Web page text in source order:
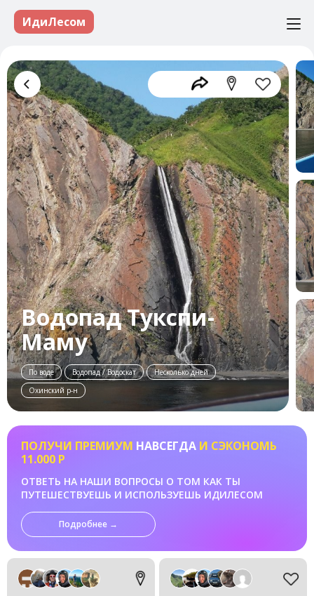
ИдиЛесом
Водопад Тукспи-
Маму
По воде Водопад / Водоскат
Несколько дней
Охинский р-н
ПОЛУЧИ ПРЕМИУМ НАВСЕГДА И СЭКОНОМЬ
11.000 Р
ОТВЕТЬ НА НАШИ ВОПРОСЫ О ТОМ КАК ТЫ
ПУТЕШЕСТВУЕШЬ И ИСПОЛЬЗУЕШЬ ИДИЛЕСОМ
Подробнее →